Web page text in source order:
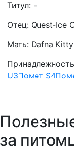
Титул: −
Отец: Quest-Ice
Мать: Dafna
U3Помет S4
за